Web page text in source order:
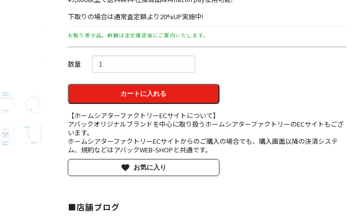
下取りの場合は通常査定額より20%UP実施中!
お取り寄せ品。納期は注文確認後にご案内いたします。
数量
カートに入れる
【ホームシアターファクトリーECサイトについて】
アバックオリジナルブランドを中心に取り扱うホームシアターファクトリーのECサイトもござ
います。
ホームシアターファクトリーECサイトからのご購入の場合でも、購入画面以降の決済システ
ム、規約などはアバックWEB-SHOPと共通です。
お気に入り
■店舗ブログ